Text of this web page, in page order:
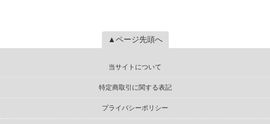
▲ページ先頭へ
当サイトについて
特定商取引に関する表記
プライバシーポリシー